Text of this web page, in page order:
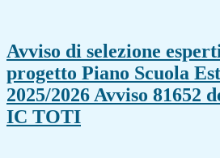
Avviso di selezione
progetto Piano Scuola
2025/2026 Avviso 81652
IC TOTI